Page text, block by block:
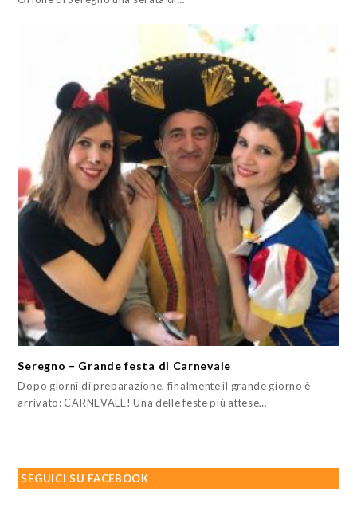
Seregno – Grande festa di Carnevale
Dopo giorni di preparazione, finalmente il grande giorno è
arrivato: CARNEVALE! Una delle feste più attese…
SEGUICI SU FACEBOOK